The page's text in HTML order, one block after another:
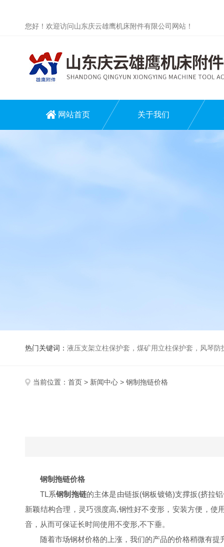
您好！欢迎访问山东庆云雄鹰机床附件有限公司网站！
网站首页 关于我们
热门关键词： 液压支架立柱保护套，煤矿用立柱保护套，风琴
当前位置： 首页 > 新闻中心 > 钢制拖链价格
钢制拖链价格
TL系钢制拖链的主体是由链扳(钢板镀铬)支撑扳(挤拉
新颖结构合理，灵巧强度高,钢性好不变形，安装方便，
音，从而可保证长时间使用不变形,不下垂。
随着市场钢材价格的上涨，我们的产品的价格稍微有提